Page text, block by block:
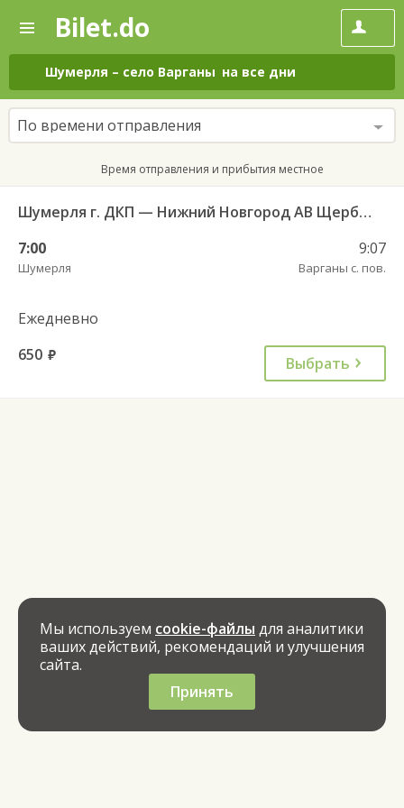
—
Поиск
и
покупка
билетов
на
автобус
онлайн
Bilet.do
Шумерля – село Варганы на все дни
По времени отправления
Время отправления и прибытия местное
Шумерля г. ДКП — Нижний Новгород АВ Щербинки 1064
7:00
Шумерля
9:07
Варганы с. пов.
Ежедневно
650 руб. Выбрать
Мы используем cookie-файлы для аналитики
ваших действий, рекомендаций и улучшения
сайта.
Принять